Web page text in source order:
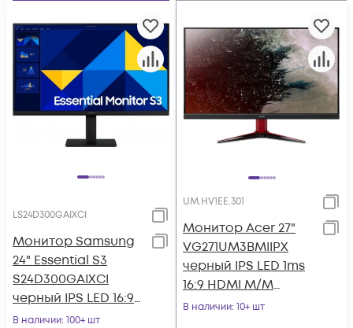
LS24D300GAIXCI
Монитор Samsung
24" Essential S3
S24D300GAIXCI
черный IPS LED 16:9
HDMI матовая
В наличии: 100+ шт
UM.HV1EE.301
Монитор Acer 27"
VG271UM3BMIIPX
черный IPS LED 1ms
16:9 HDMI M/M
матовая 250cd
В наличии: 10+ шт